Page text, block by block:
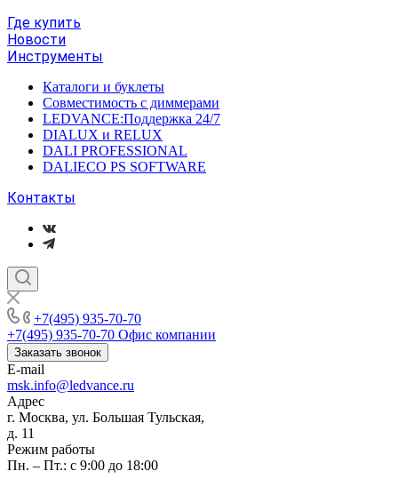
Где купить
Новости
Инструменты
Каталоги и буклеты
Совместимость с диммерами
LEDVANCE:Поддержка 24/7
DIALUX и RELUX
DALI PROFESSIONAL
DALIECO PS SOFTWARE
Контакты
+7(495) 935-70-70
+7(495) 935-70-70 Офис компании
Заказать звонок
E-mail
msk.info@ledvance.ru
Адрес
г. Москва, ул. Большая Тульская,
д. 11
Режим работы
Пн. – Пт.: с 9:00 до 18:00